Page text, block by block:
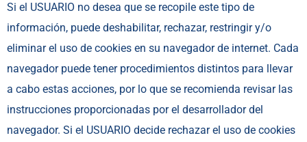
Si el USUARIO no desea que se recopile este tipo de
información, puede deshabilitar, rechazar, restringir y/o
eliminar el uso de cookies en su navegador de internet. Cada
navegador puede tener procedimientos distintos para llevar
a cabo estas acciones, por lo que se recomienda revisar las
instrucciones proporcionadas por el desarrollador del
navegador. Si el USUARIO decide rechazar el uso de cookies